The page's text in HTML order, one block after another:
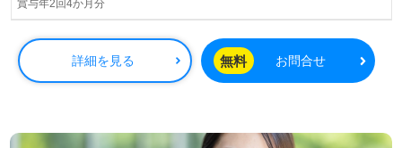
と生活をサポートされる事業所様！◎
看護助手や介護職経験のある方をお迎えします。特別養護
老人ホームでの勤務経験は問いません。丁寧で分かりやす
いOJT/研修制度、働きやすい環境面も嬉しいポイント！
『ご利用者様のお役に立ちたい、資格/経験を活かしたい』
当コンサルタントよりご案内します。お問い合わせも遠慮
賞与年2回4か月分
詳細を見る 無料 お問合せ